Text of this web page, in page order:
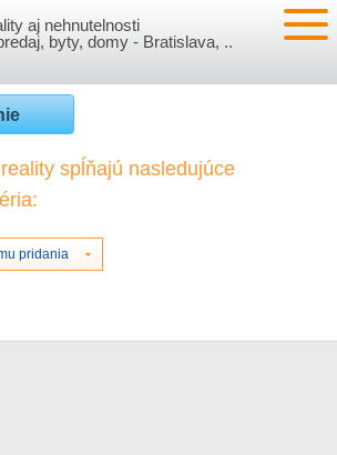
aj nehnutelnosti
byty, domy - Bratislava, ..
spĺňajú nasledujúce
pridania